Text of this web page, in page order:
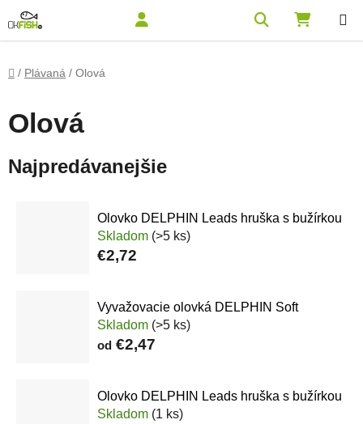
Domov
/ Plávaná / Olová
Olová
Najpredávanejšie
Olovko DELPHIN Leads hruška s bužírkou
Skladom (>5 ks)
€2,72
Vyvažovacie olovká DELPHIN Soft
Skladom (>5 ks)
od €2,47
Olovko DELPHIN Leads hruška s bužírkou
Skladom (1 ks)